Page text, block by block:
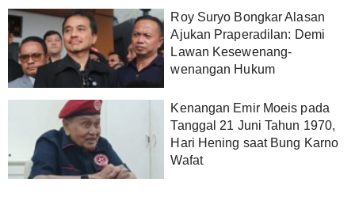
Roy Suryo Bongkar Alasan
Ajukan Praperadilan: Demi
Lawan Kesewenang-
wenangan Hukum
Kenangan Emir Moeis pada
Tanggal 21 Juni Tahun 1970,
Hari Hening saat Bung Karno
Wafat